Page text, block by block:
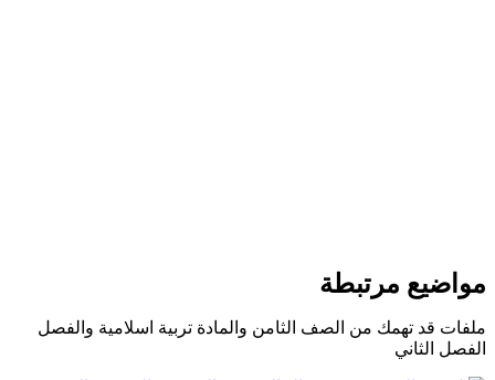
مواضيع مرتبطة
ملفات قد تهمك من الصف الثامن والمادة تربية اسلامية والفصل
الفصل الثاني